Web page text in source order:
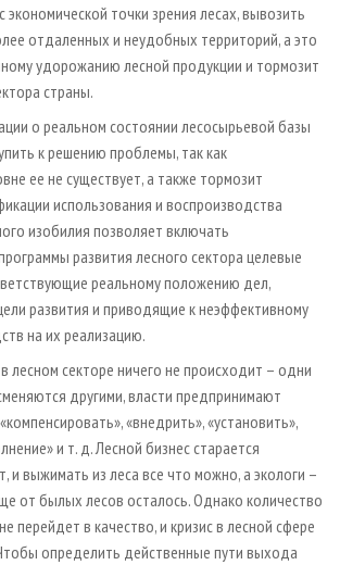
экономической точки зрения лесах, вывозить
отдаленных и неудобных территорий, а это
удорожанию лесной продукции и тормозит
страны.
о реальном состоянии лесосырьевой базы
к решению проблемы, так как
ее не существует, а также тормозит
использования и воспроизводства
изобилия позволяет включать
развития лесного сектора целевые
реальному положению дел,
развития и приводящие к неэффективному
на их реализацию.
лесном секторе ничего не происходит – одни
другими, власти предпринимают
«внедрить», «установить»,
и т. д. Лесной бизнес старается
и выжимать из леса все что можно, а экологи –
от былых лесов осталось. Однако количество
перейдет в качество, и кризис в лесной сфере
определить действенные пути выхода